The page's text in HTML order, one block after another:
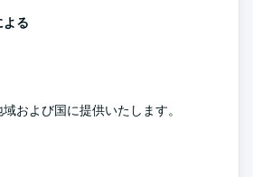
る
および国に提供いたします。